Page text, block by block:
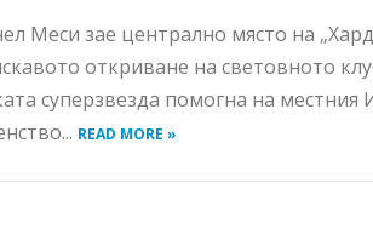
Меси зае централно място на
откриване на световното
суперзвезда помогна на местния
READ MORE »